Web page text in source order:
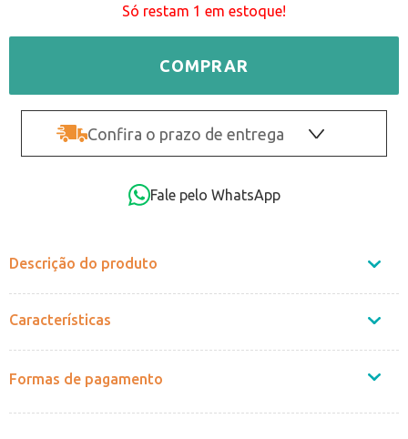
Só restam 1 em estoque!
COMPRAR
Confira o prazo de entrega
Fale pelo WhatsApp
Descrição do produto
Características
Formas de pagamento